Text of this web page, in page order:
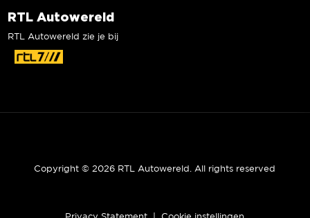
RTL Autowereld
RTL Autowereld zie je bij
Copyright © 2026 RTL Autowereld. All rights reserved